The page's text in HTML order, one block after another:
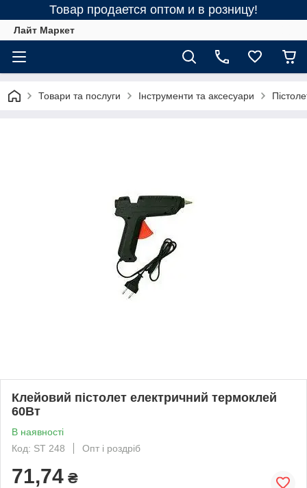
Товар продается оптом и в розницу!
Лайт Маркет
Товари та послуги Інструменти та аксесуари
Клейовий пістолет електричний термоклей
60Вт
В наявності
Код: ST 248
Опт і роздріб
71,74 ₴